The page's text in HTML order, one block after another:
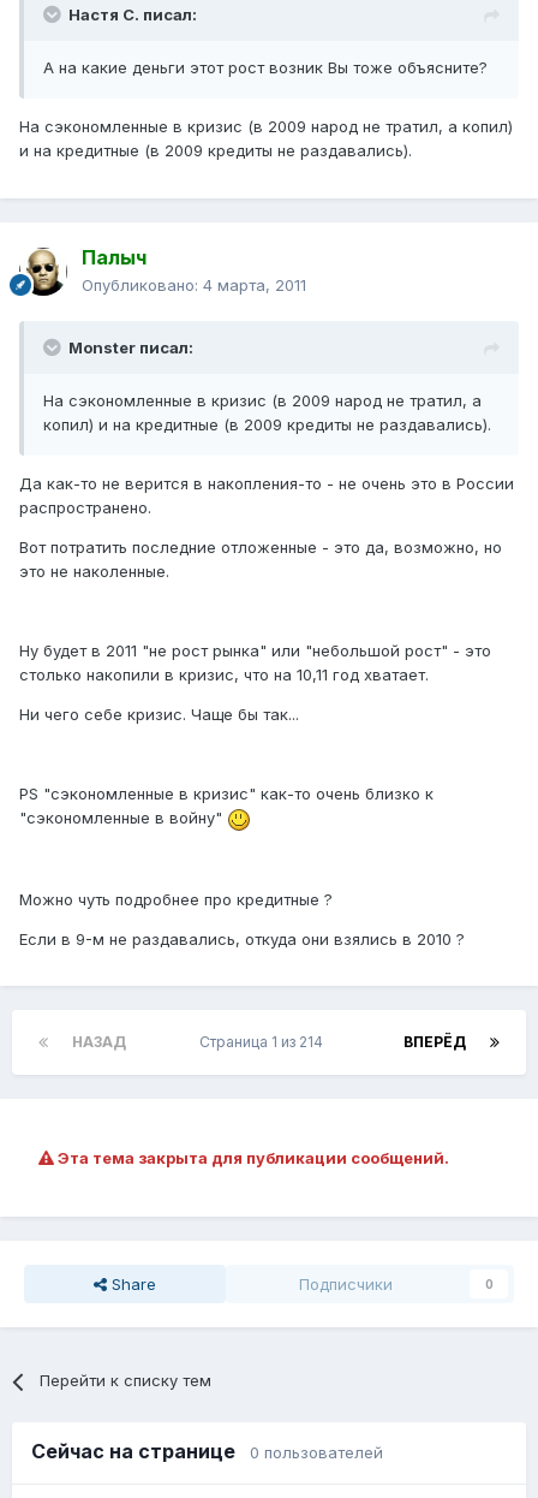
Настя С. писал:
А на какие деньги этот рост возник Вы тоже объясните?
На сэкономленные в кризис (в 2009 народ не тратил, а копил)
и на кредитные (в 2009 кредиты не раздавались).
Палыч
Опубликовано: 4 марта, 2011
Monster писал:
На сэкономленные в кризис (в 2009 народ не тратил, а
копил) и на кредитные (в 2009 кредиты не раздавались).
Да как-то не верится в накопления-то - не очень это в России
распространено.
Вот потратить последние отложенные - это да, возможно, но
это не наколенные.
Ну будет в 2011 "не рост рынка" или "небольшой рост" - это
столько накопили в кризис, что на 10,11 год хватает.
Ни чего себе кризис. Чаще бы так...
PS "сэкономленные в кризис" как-то очень близко к
"сэкономленные в войну"
Можно чуть подробнее про кредитные ?
Если в 9-м не раздавались, откуда они взялись в 2010 ?
НАЗАД ВПЕРЁД
Страница 1 из 214
Эта тема закрыта для публикации сообщений.
Share Подписчики 0
Перейти к списку тем
Сейчас на странице 0 пользователей